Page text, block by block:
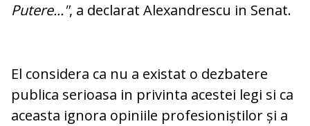
Putere...", a declarat Alexandrescu in Senat.
El considera ca nu a existat o dezbatere
publica serioasa in privinta acestei legi si ca
aceasta ignora opiniile profesioniștilor și a